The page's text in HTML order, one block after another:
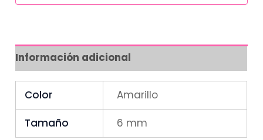
Información adicional
Color
Amarillo
Tamaño
6 mm